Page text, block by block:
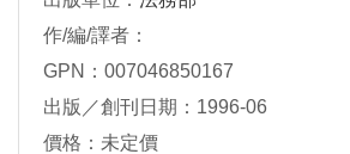
作/編/譯者：
GPN：007046850167
出版／創刊日期：1996-06
價格：未定價